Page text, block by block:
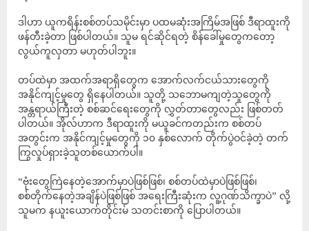
ဒါဟာ ယူကရိန်းစစ်တပ်သမိုင်းမှာ ပထမဆုံးအကြိမ်အဖြစ် ဒီရာထူးကို
ဖန်တီးခဲ့တာ ဖြစ်ပါတယ်။ သူမ ရင်ဆိုင်ရတဲ့ စိန်ခေါ်မှုတွေကတော့
လွယ်ကူလှတာ မဟုတ်ပါဘူး။
တပ်ထဲမှာ အထက်အရာရှိတွေက အောက်လက်ငယ်သားတွေကို
အနိုင်ကျင့်မှုတွေ ရှိနေပါတယ်။ သူတို့ သဘောမကျတဲ့သူတွေကို
အန္တရာယ်ကြီးတဲ့ စစ်ဆင်ရေးတွေကို လွှတ်တာတွေလည်း ဖြစ်တတ်
ပါတယ်။ အိုလ်ဟာက ဒီရာထူးကို မယူခင်ကတည်းက စစ်တပ်
အတွင်းက အနိုင်ကျင့်မှုတွေကို ၁၀ နှစ်လောက် တိုက်ပွဲဝင်ခဲ့တဲ့ တက်
ကြွလှုပ်ရှားခဲ့သူတစ်ယောက်ပါ။
“ဗုံးတွေကြဲနေတဲ့အောက်မှာပဲဖြစ်ဖြစ်၊ စစ်တပ်ထဲမှာပဲဖြစ်ဖြစ်၊
စစ်တိုက်နေတဲ့အချိန်ပဲဖြစ်ဖြစ် အရေးကြီးဆုံးက လူ့ဂုဏ်သိက္ခာပဲ” လို့
သူမက နယူးယောက်တိုင်းမ် သတင်းစာကို ပြောပါတယ်။